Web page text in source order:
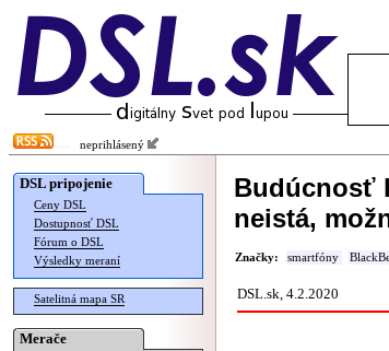
neprihlásený
DSL pripojenie
Ceny DSL
Dostupnosť DSL
Fórum o DSL
Výsledky meraní
Satelitná mapa SR
Merače
Budúcnosť
neistá,
Značky: smartfóny
DSL.sk, 4.2.2020